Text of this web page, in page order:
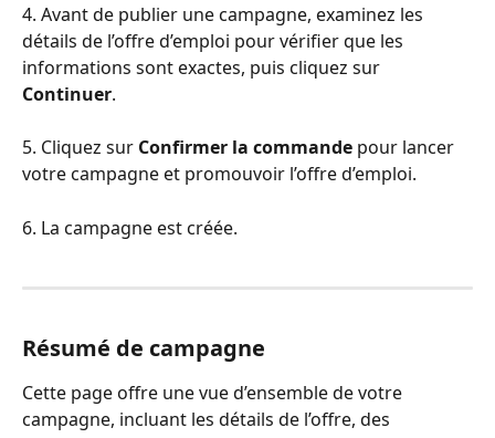
4. Avant de publier une campagne, examinez les
détails de l’offre d’emploi pour vérifier que les
informations sont exactes, puis cliquez sur
Continuer.
5. Cliquez sur Confirmer la commande pour lancer
votre campagne et promouvoir l’offre d’emploi.
6. La campagne est créée.
Résumé de campagne
Cette page offre une vue d’ensemble de votre
campagne, incluant les détails de l’offre, des